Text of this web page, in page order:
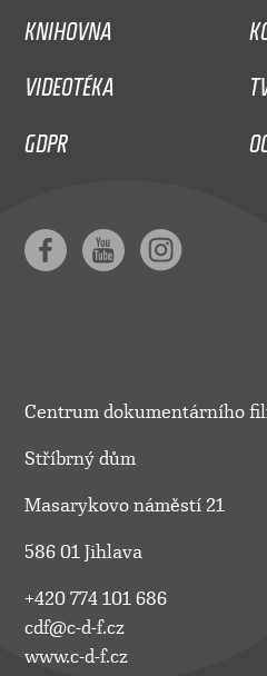
KNIHOVNA
VIDEOTÉKA
GDPR
Centrum dokumentárního
Stříbrný dům
Masarykovo náměstí 21
586 01 Jihlava
+420 774 101 686
cdf@c-d-f.cz
www.c-d-f.cz